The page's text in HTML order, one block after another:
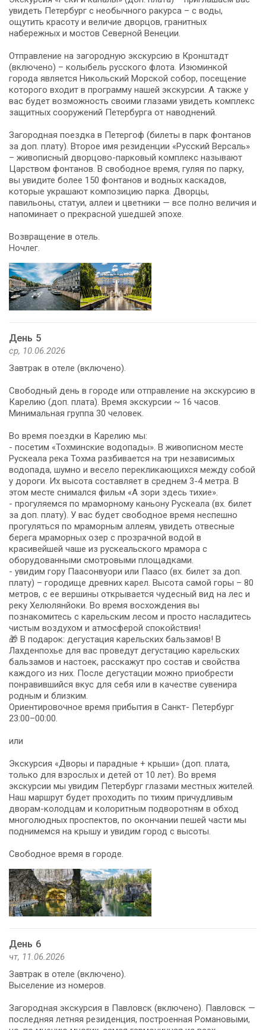
увидеть Петербург с необычного ракурса – с воды,
ощутить красоту и величие дворцов, гранитных
набережных и мостов Северной Венеции.
Отправление на загородную экскурсию в Кронштадт
(включено) – колыбель русского флота. Изюминкой
города является Никольский Морской собор, посещение
которого входит в программу нашей экскурсии. А также у
вас будет возможность своими глазами увидеть комплекс
защитных сооружений Петербурга от наводнений.
Загородная поездка в Петергоф (билеты в парк фонтанов
за доп. плату). Второе имя резиденции «Русский Версаль»
– живописный дворцово-парковый комплекс называют
Царством фонтанов. В свободное время, гуляя по парку,
вы увидите более 150 фонтанов и водных каскадов,
которые украшают композицию парка. Дворцы,
павильоны, статуи, аллеи и цветники — все полно величия и
напоминает о прекрасной ушедшей эпохе.
Возвращение в отель.
Ночлег.
День 5
ср, 10.06.2026
Завтрак в отеле (включено).
Свободный день в городе или отправление на экскурсию в
Карелию (доп. плата). Время экскурсии ~ 16 часов.
Минимальная группа 30 человек.
Во время поездки в Карелию мы:
- посетим «Тохминские водопады». В живописном месте
Рускеала река Тохма разбивается на три независимых
водопада, шумно и весело перекликающихся между собой
у дороги. Их высота составляет в среднем 3-4 метра. В
этом месте снимался фильм «А зори здесь тихие».
- прогуляемся по мраморному каньону Рускеала (вх. билет
за доп. плату). У вас будет свободное время неспешно
прогуляться по мраморным аллеям, увидеть отвесные
берега мраморных озер с прозрачной водой в
красивейшей чаше из рускеальского мрамора с
оборудованными смотровыми площадками.
- увидим гору Паасонвуори или Паасо (вх. билет за доп.
плату) – городище древних карел. Высота самой горы – 80
метров, с ее вершины открывается чудесный вид на лес и
реку Хелюлянйоки. Во время восхождения вы
познакомитесь с карельским лесом и просто насладитесь
чистым воздухом и атмосферой спокойствия!
🎁 В подарок: дегустация карельских бальзамов! В
Лахденпохье для вас проведут дегустацию карельских
бальзамов и настоек, расскажут про состав и свойства
каждого из них. После дегустации можно приобрести
понравившийся вкус для себя или в качестве сувенира
родным и близким.
Ориентировочное время прибытия в Санкт- Петербург
23:00–00:00.
или
Экскурсия «Дворы и парадные + крыши» (доп. плата,
только для взрослых и детей от 10 лет). Во время
экскурсии мы увидим Петербург глазами местных жителей.
Наш маршрут будет проходить по тихим причудливым
дворам-колодцам и колоритным подворотням в обход
многолюдных проспектов, по окончании пешей части мы
поднимемся на крышу и увидим город с высоты.
Свободное время в городе.
День 6
чт, 11.06.2026
Завтрак в отеле (включено).
Выселение из номеров.
Загородная экскурсия в Павловск (включено). Павловск —
последняя летняя резиденция, построенная Романовыми,